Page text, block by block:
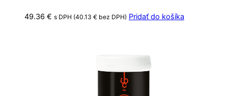
49.36 € s DPH (40.13 € bez DPH) Pridať do košíka